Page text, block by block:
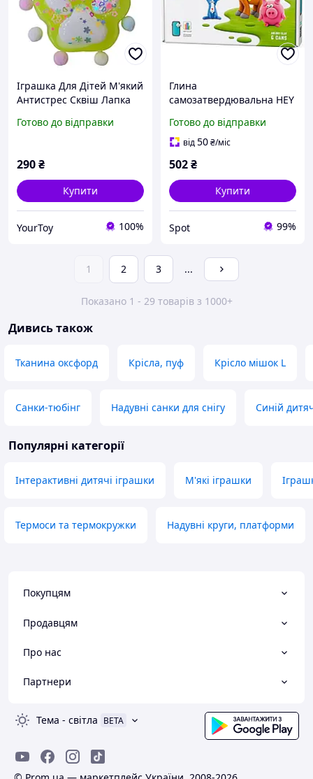
Іграшка Для Дітей М'який
Антистрес Сквіш Лапка
(ціна вказана за 1 штуку)
Готово до відправки
290₴
Купити
YourToy 100%
Глина
самозатвердювальна HEY
6 баночок для дітей 4-8
років кольору
жовтий синій білий
Готово до відправки
від50₴/міс
502₴
Купити
Spot 99%
1 2 3 ...
Показано 1 - 29 товарів з 1000+
Дивись також
Тканина оксфорд Крісла, пуф Крісло мішок L
Санки-тюбінг Надувні санки для снігу Синій
Популярні категорії
Інтерактивні дитячі іграшки М'які іграшки
Термоси та термокружки Надувні круги, платформи
Покупцям
Продавцям
Про нас
Партнери
Тема - світла BETA